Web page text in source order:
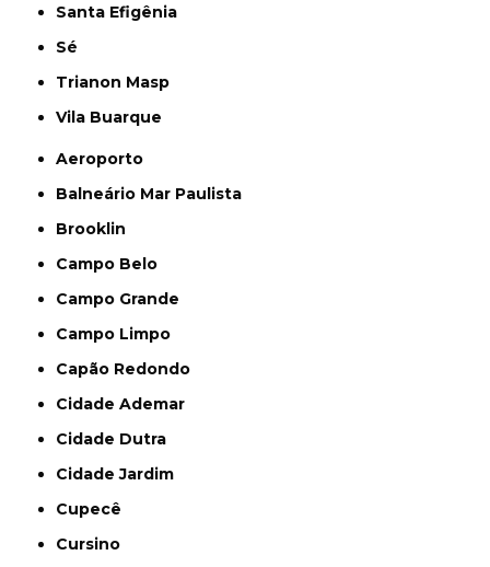
Santa Efigênia
Sé
Trianon Masp
Vila Buarque
Aeroporto
Balneário Mar Paulista
Brooklin
Campo Belo
Campo Grande
Campo Limpo
Capão Redondo
Cidade Ademar
Cidade Dutra
Cidade Jardim
Cupecê
Cursino